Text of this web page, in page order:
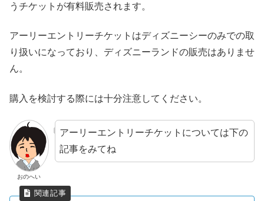
うチケットが有料販売されます。
アーリーエントリーチケットはディズニーシーのみでの取
り扱いになっており、ディズニーランドの販売はありませ
ん。
購入を検討する際には十分注意してください。
おのへい
アーリーエントリーチケットについては下の
記事をみてね